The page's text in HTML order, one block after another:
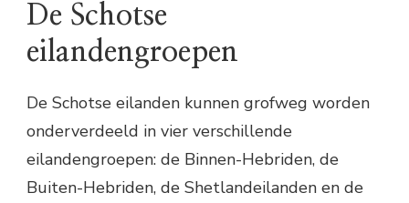
De Schotse
eilandengroepen
De Schotse eilanden kunnen grofweg worden
onderverdeeld in vier verschillende
eilandengroepen: de Binnen-Hebriden, de
Buiten-Hebriden, de Shetlandeilanden en de